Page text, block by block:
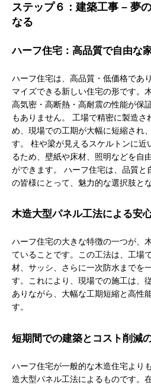
ステップ６：建築工事 – 夢
なる
ハーフ住宅：高品質で自由な
ハーフ住宅は、高品質・低価格であ
マイズできる新しい住宅の形です。
高気密・高断熱・高耐震の性能が保
もありません。 工場で精密に製造さ
め、現場での工期が大幅に短縮され
す。 柱や梁が見えるスケルトンに近
るため、壁紙や床材、照明などを自
ができます。 ハーフ住宅は、品質と
の皆様にとって、魅力的な選択肢と
木造大型パネル工法による安
ハーフ住宅の大きな特徴の一つが、
ていることです。この工法は、工場
材、サッシ、さらに一次防水までを
す。これにより、現場での施工は、
ありながら、大幅な工期短縮と高性
す。
短期間での建築とコスト削減
ハーフ住宅が一般的な木造住宅より
造大型パネル工法によるものです。